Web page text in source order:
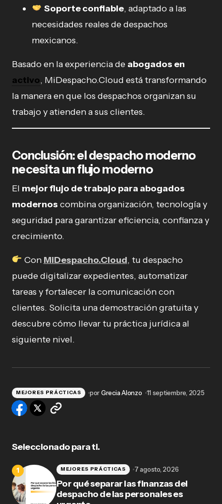
Soporte confiable, adaptado a las
necesidades reales de despachos
mexicanos.
Basado en la experiencia de abogados en
activo, MiDespacho.Cloud está transformando
la manera en que los despachos organizan su
trabajo y atienden a sus clientes.
Conclusión: el despacho moderno
necesita un flujo moderno
El mejor flujo de trabajo para abogados
modernos combina organización, tecnología y
seguridad para garantizar eficiencia, confianza y
crecimiento.
Con MiDespacho.Cloud, tu despacho
puede digitalizar expedientes, automatizar
tareas y fortalecer la comunicación con
clientes. Solicita una demostración gratuita y
descubre cómo llevar tu práctica jurídica al
siguiente nivel.
MEJORES PRÁCTICAS porGrecia Alonzo 11 septiembre, 2025
Seleccionado para ti.
Por qué separar las finanzas del
despacho de las personales es
MEJORES PRÁCTICAS 7 agosto, 2026